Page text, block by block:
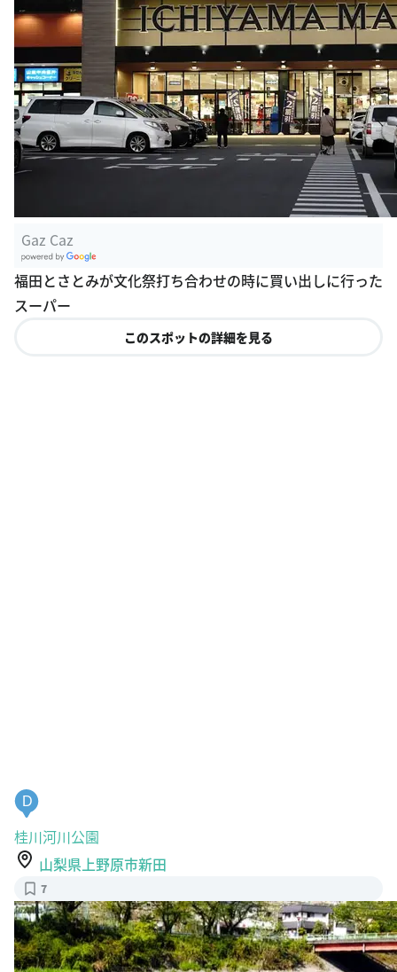
Gaz Caz
oogle Plac
es
福田とさとみが文化祭打ち合わせの時に買い出しに行った
スーパー
桂川河川公園
山梨県上野原市新田
7